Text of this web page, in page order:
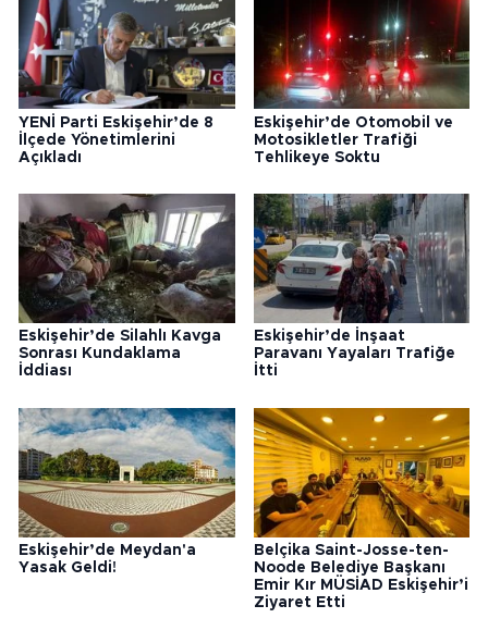
YENİ Parti Eskişehir’de 8
İlçede Yönetimlerini
Açıkladı
Eskişehir’de Otomobil ve
Motosikletler Trafiği
Tehlikeye Soktu
Eskişehir’de Silahlı Kavga
Sonrası Kundaklama
İddiası
Eskişehir’de İnşaat
Paravanı Yayaları Trafiğe
İtti
Eskişehir’de Meydan'a
Yasak Geldi!
Belçika Saint-Josse-ten-
Noode Belediye Başkanı
Emir Kır MÜSİAD Eskişehir’i
Ziyaret Etti